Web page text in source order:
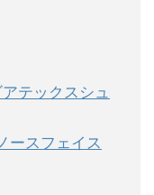
テックスシュ
ースフェイス